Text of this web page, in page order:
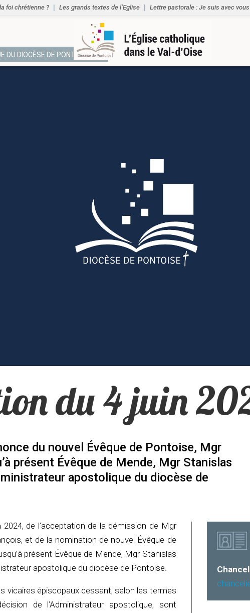
foi chrétienne ? Les grands textes de l’Eglise Lettre pastorale : Je suis avec vous
DU DIOCÈSE DE PONTOISE
du 4 juin
du nouvel Évêque de Pontoise, Mgr
présent Évêque de Mende, Mgr Stanislas
apostolique du diocèse de
2024, de l’acceptation de la démission de Mgr
et de la nomination de nouvel Évêque de
présent Évêque de Mende, Mgr Stanislas
apostolique du diocèse de Pontoise.
vicaires épiscopaux cessant, selon les termes
de l’Administrateur apostolique, sont